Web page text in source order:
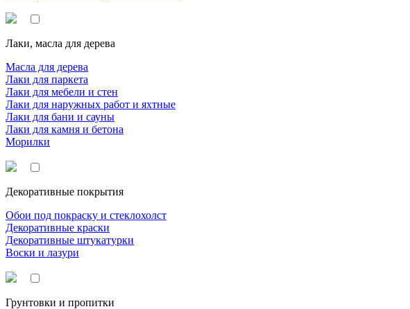
Лаки, масла для дерева
Масла для дерева
Лаки для паркета
Лаки для мебели и стен
Лаки для наружных работ и яхтные
Лаки для бани и сауны
Лаки для камня и бетона
Морилки
Декоративные покрытия
Обои под покраску и стеклохолст
Декоративные краски
Декоративные штукатурки
Воски и лазури
Грунтовки и пропитки